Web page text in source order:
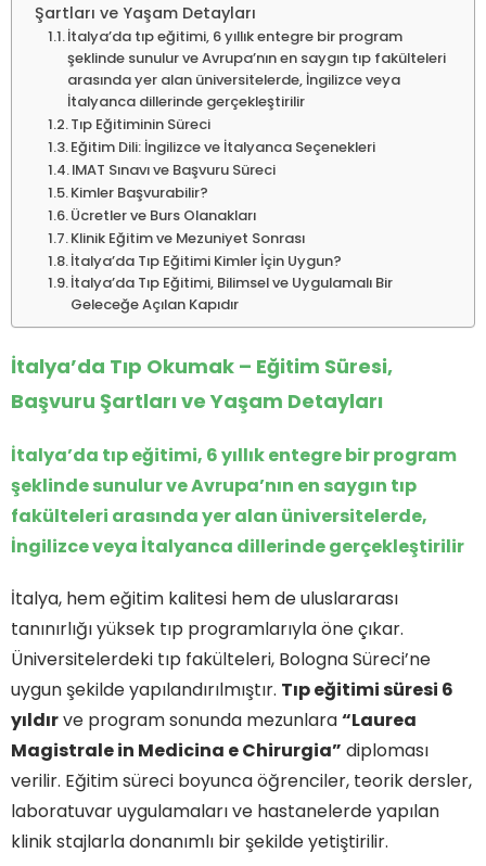
Şartları ve Yaşam Detayları
İtalya’da tıp eğitimi, 6 yıllık entegre bir program
şeklinde sunulur ve Avrupa’nın en saygın tıp fakülteleri
arasında yer alan üniversitelerde, İngilizce veya
İtalyanca dillerinde gerçekleştirilir
Tıp Eğitiminin Süreci
Eğitim Dili: İngilizce ve İtalyanca Seçenekleri
IMAT Sınavı ve Başvuru Süreci
Kimler Başvurabilir?
Ücretler ve Burs Olanakları
Klinik Eğitim ve Mezuniyet Sonrası
İtalya’da Tıp Eğitimi Kimler İçin Uygun?
İtalya’da Tıp Eğitimi, Bilimsel ve Uygulamalı Bir
Geleceğe Açılan Kapıdır
İtalya’da Tıp Okumak – Eğitim Süresi,
Başvuru Şartları ve Yaşam Detayları
İtalya’da tıp eğitimi, 6 yıllık entegre bir program
şeklinde sunulur ve Avrupa’nın en saygın tıp
fakülteleri arasında yer alan üniversitelerde,
İngilizce veya İtalyanca dillerinde gerçekleştirilir
İtalya, hem eğitim kalitesi hem de uluslararası
tanınırlığı yüksek tıp programlarıyla öne çıkar.
Üniversitelerdeki tıp fakülteleri, Bologna Süreci’ne
uygun şekilde yapılandırılmıştır. Tıp eğitimi süresi 6
yıldırve program sonunda mezunlara“Laurea
Magistrale in Medicina e Chirurgia” diploması
verilir. Eğitim süreci boyunca öğrenciler, teorik dersler,
laboratuvar uygulamaları ve hastanelerde yapılan
klinik stajlarla donanımlı bir şekilde yetiştirilir.